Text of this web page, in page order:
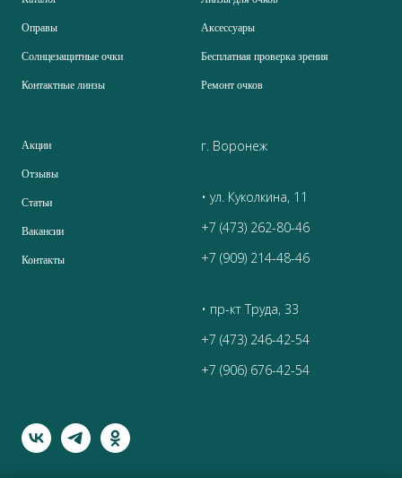
Оправы
Солнцезащитные очки
Контактные линзы
Аксессуары
Бесплатная проверка зрения
Ремонт очков
Акции
Отзывы
Статьи
Вакансии
Контакты
г. Воронеж
• ул. Куколкина, 11
+7 (473) 262-80-46
+7 (909) 214-48-46
• пр-кт Труда, 33
+7 (473) 246-42-54
+7 (906) 676-42-54